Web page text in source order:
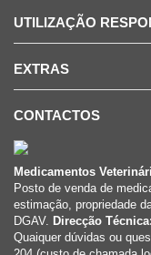
UTILIZAÇÃO
EXTRAS
CONTACTOS
Medicamentos
Posto de venda de
estimação, propriedade
DGAV. Direcção Técnica:
Quaiquer dúvidas ou